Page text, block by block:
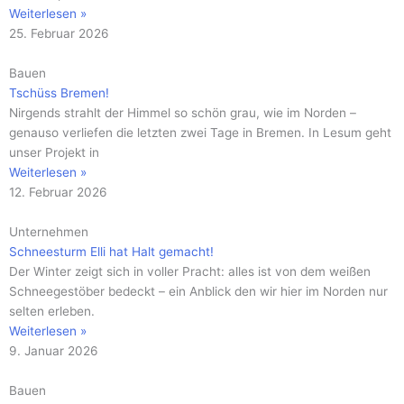
Weiterlesen »
25. Februar 2026
Bauen
Tschüss Bremen!
Nirgends strahlt der Himmel so schön grau, wie im Norden –
genauso verliefen die letzten zwei Tage in Bremen. In Lesum geht
unser Projekt in
Weiterlesen »
12. Februar 2026
Unternehmen
Schneesturm Elli hat Halt gemacht!
Der Winter zeigt sich in voller Pracht: alles ist von dem weißen
Schneegestöber bedeckt – ein Anblick den wir hier im Norden nur
selten erleben.
Weiterlesen »
9. Januar 2026
Bauen